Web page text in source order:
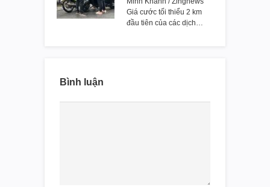
Giá cước tối thiểu 2 km
đầu tiên của các dịch…
Bình luận